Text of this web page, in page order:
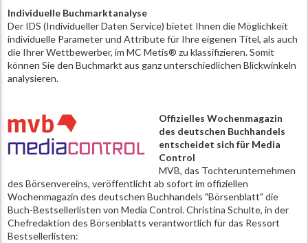
Individuelle Buchmarktanalyse
Der IDS (Individueller Daten Service) bietet Ihnen die Möglichkeit
individuelle Parameter und Attribute für Ihre eigenen Titel, als auch
die Ihrer Wettbewerber, im MC Metis® zu klassifizieren. Somit
können Sie den Buchmarkt aus ganz unterschiedlichen Blickwinkeln
analysieren.
Offizielles Wochenmagazin
des deutschen Buchhandels
entscheidet sich für Media
Control
MVB, das Tochterunternehmen
des Börsenvereins, veröffentlicht ab sofort im offiziellen
Wochenmagazin des deutschen Buchhandels "Börsenblatt" die
Buch-Bestsellerlisten von Media Control. Christina Schulte, in der
Chefredaktion des Börsenblatts verantwortlich für das Ressort
Bestsellerlisten: